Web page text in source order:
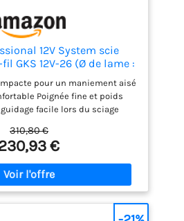
12V System scie
GKS 12V-26 (Ø de lame :
batteries 3,0Ah, chargeur
calage L-BOXX, L-BOXX)
pour un maniement aisé
Poignée fine et poids
facile lors du sciage
(avec adaptateur) Professional
compacte. Liberté totale.
sont compatibles avec les
nouveaux et existants
de tension. Livré avec : GKS
chargeur rapide GAL 12V-
310,80 €
€